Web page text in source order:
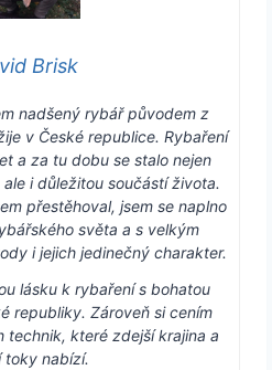
Brisk
nadšený rybář původem z
v České republice. Rybaření
a za tu dobu se stalo nejen
i důležitou součástí života.
přestěhoval, jsem se naplno
světa a s velkým
i jejich jedinečný charakter.
lásku k rybaření s bohatou
republiky. Zároveň si cením
které zdejší krajina a
toky nabízí.